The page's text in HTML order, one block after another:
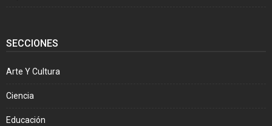
SECCIONES
Arte Y Cultura
Ciencia
Educación